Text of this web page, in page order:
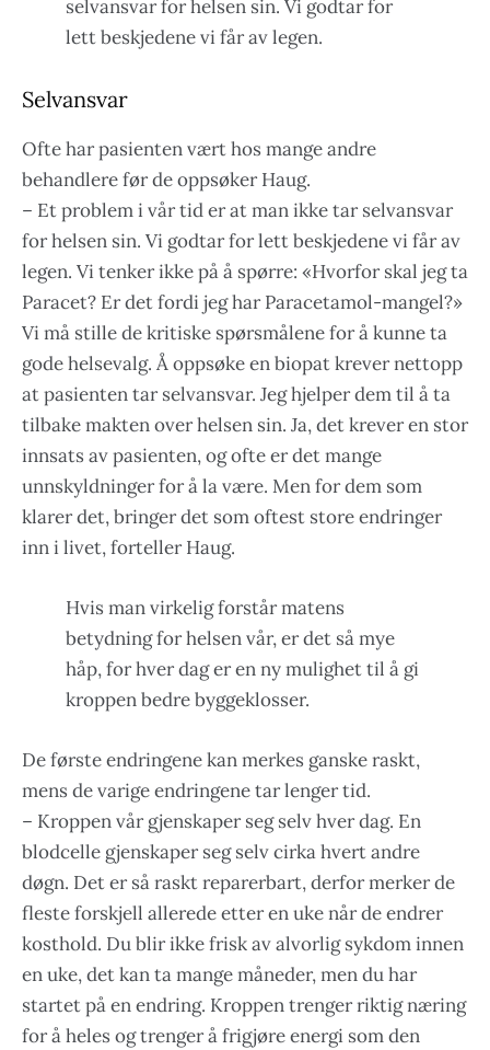
selvansvar for helsen sin. Vi godtar for
lett beskjedene vi får av legen.
Selvansvar
Ofte har pasienten vært hos mange andre
behandlere før de oppsøker Haug.
– Et problem i vår tid er at man ikke tar selvansvar
for helsen sin. Vi godtar for lett beskjedene vi får av
legen. Vi tenker ikke på å spørre: «Hvorfor skal jeg ta
Paracet? Er det fordi jeg har Paracetamol-mangel?»
Vi må stille de kritiske spørsmålene for å kunne ta
gode helsevalg. Å oppsøke en biopat krever nettopp
at pasienten tar selvansvar. Jeg hjelper dem til å ta
tilbake makten over helsen sin. Ja, det krever en stor
innsats av pasienten, og ofte er det mange
unnskyldninger for å la være. Men for dem som
klarer det, bringer det som oftest store endringer
inn i livet, forteller Haug.
Hvis man virkelig forstår matens
betydning for helsen vår, er det så mye
håp, for hver dag er en ny mulighet til å gi
kroppen bedre byggeklosser.
De første endringene kan merkes ganske raskt,
mens de varige endringene tar lenger tid.
– Kroppen vår gjenskaper seg selv hver dag. En
blodcelle gjenskaper seg selv cirka hvert andre
døgn. Det er så raskt reparerbart, derfor merker de
fleste forskjell allerede etter en uke når de endrer
kosthold. Du blir ikke frisk av alvorlig sykdom innen
en uke, det kan ta mange måneder, men du har
startet på en endring. Kroppen trenger riktig næring
for å heles og trenger å frigjøre energi som den